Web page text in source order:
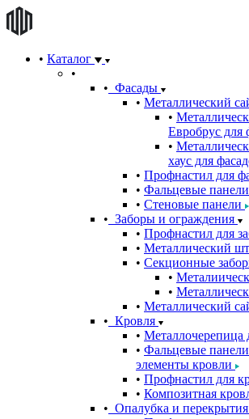
Каталог
Фасады
Металлический
Евробрус для
хаус для
Профнастил для
Фальцевые панели
Стеновые панели
Заборы и ограждения
Профнастил для
Металлический
Секционные
Металлический
Кровля
Металлочерепица
Фальцевые
элементы кровли
Профнастил для
Композитная
Опалубка и перекрытия